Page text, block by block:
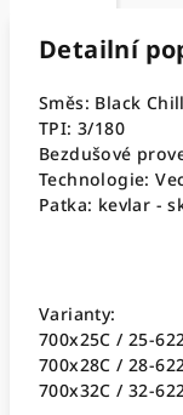
Detailní
Směs: Black
TPI: 3/180
Bezdušové
Technologie:
Patka: kevlar -
Varianty:
700x25C / 25-
700x28C / 28-
700x32C / 32-